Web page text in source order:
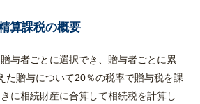
算課税の概要
与者ごとに選択でき、贈与者ごとに累
た贈与について20％の税率で贈与税を課
に相続財産に合算して相続税を計算し